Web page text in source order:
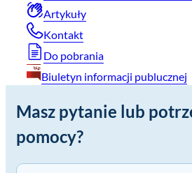
Artykuły
Kontakt
Do pobrania
Biuletyn informacji publucznej
Masz pytanie lub
pomocy?